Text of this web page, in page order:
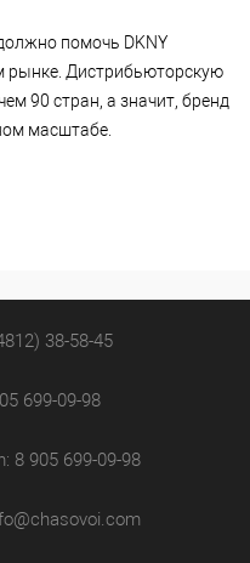
помочь DKNY
рынке. Дистрибьюторскую
90 стран, а значит, бренд
масштабе.
38-58-45
699-09-98
8 905 699-09-98